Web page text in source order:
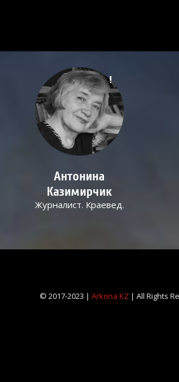
!
Антонина
Казимирчик
Журналист. Краевед.
© 2017-2023 |Arkona KZ | All Rights